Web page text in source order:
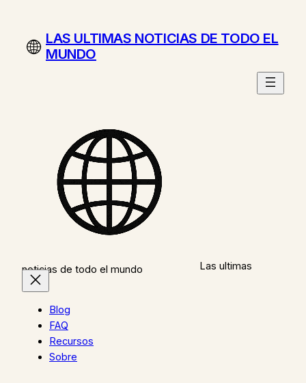
contenidoLAS ULTIMAS NOTICIAS DE TODO EL
MUNDO
Las ultimas
noticias de todo el mundo
Blog
FAQ
Recursos
Sobre